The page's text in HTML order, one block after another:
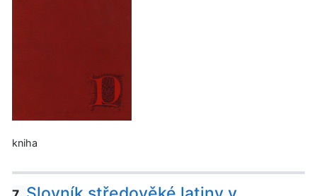
kniha